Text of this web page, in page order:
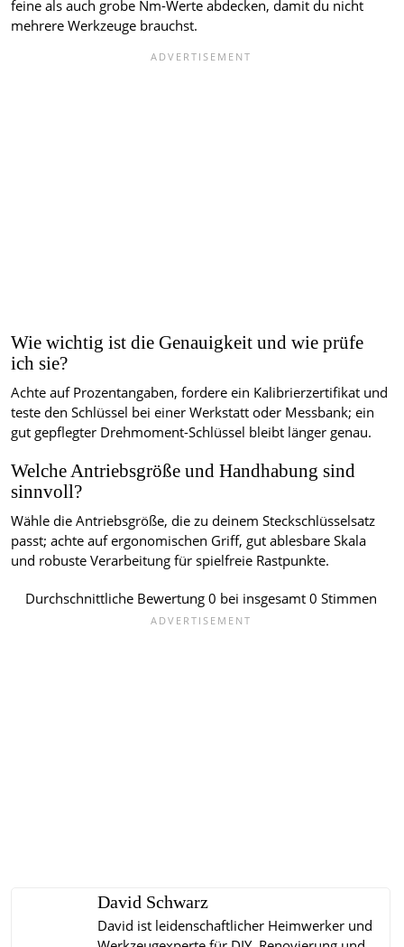
feine als auch grobe Nm-Werte abdecken, damit du nicht
mehrere Werkzeuge brauchst.
Wie wichtig ist die Genauigkeit und wie prüfe
ich sie?
Achte auf Prozentangaben, fordere ein Kalibrierzertifikat und
teste den Schlüssel bei einer Werkstatt oder Messbank; ein
gut gepflegter Drehmoment-Schlüssel bleibt länger genau.
Welche Antriebsgröße und Handhabung sind
sinnvoll?
Wähle die Antriebsgröße, die zu deinem Steckschlüsselsatz
passt; achte auf ergonomischen Griff, gut ablesbare Skala
und robuste Verarbeitung für spielfreie Rastpunkte.
Durchschnittliche Bewertung0 bei insgesamt0 Stimmen
David Schwarz
David ist leidenschaftlicher Heimwerker und